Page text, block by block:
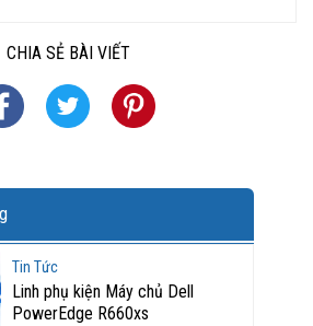
CHIA SẺ BÀI VIẾT
Tin Tức
Linh phụ kiện Máy chủ Dell
PowerEdge R660xs